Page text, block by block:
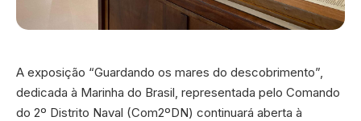
A exposição “Guardando os mares do descobrimento”,
dedicada à Marinha do Brasil, representada pelo Comando
do 2º Distrito Naval (Com2ºDN) continuará aberta à